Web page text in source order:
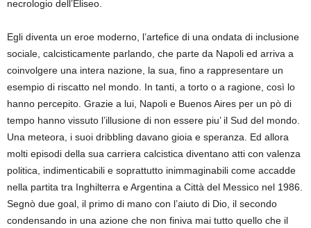
necrologio dell’Eliseo.
Egli diventa un eroe moderno, l’artefice di una ondata di inclusione
sociale, calcisticamente parlando, che parte da Napoli ed arriva a
coinvolgere una intera nazione, la sua, fino a rappresentare un
esempio di riscatto nel mondo. In tanti, a torto o a ragione, così lo
hanno percepito. Grazie a lui, Napoli e Buenos Aires per un pò di
tempo hanno vissuto l’illusione di non essere piu’ il Sud del mondo.
Una meteora, i suoi dribbling davano gioia e speranza. Ed allora
molti episodi della sua carriera calcistica diventano atti con valenza
politica, indimenticabili e soprattutto inimmaginabili come accadde
nella partita tra Inghilterra e Argentina a Città del Messico nel 1986.
Segnò due goal, il primo di mano con l’aiuto di Dio, il secondo
condensando in una azione che non finiva mai tutto quello che il